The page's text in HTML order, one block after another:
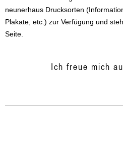
neunerhaus Drucksorten
Plakate, etc.) zur Verfügung und
Seite.
Ich freue mich